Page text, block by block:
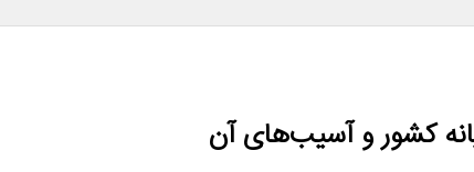
کشور و آسیب‌های آن